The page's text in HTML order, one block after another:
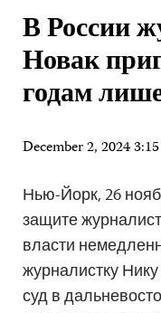
В России
Новак
годам
December 2, 2024
Нью-Йорк, 26
защите
власти
журналистку
суд в